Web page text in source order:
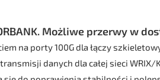
Możliwe przerwy w
na porty 100G dla łączy
danych dla całej sieci WRIX/